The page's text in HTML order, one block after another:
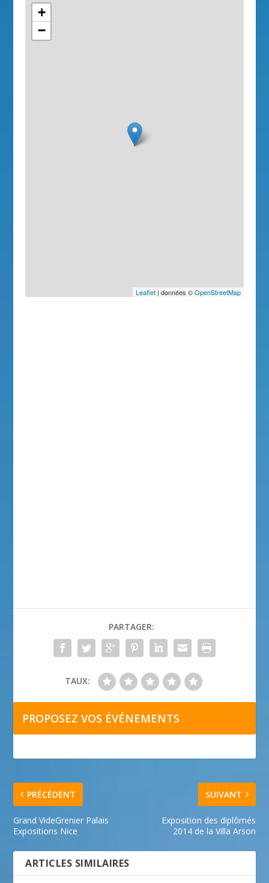
+
−
Leaflet| données ©OpenStreetMap
PARTAGER:
TAUX:
PROPOSEZ VOS ÉVÉNEMENTS
PRÉCÉDENT
Grand VideGrenier Palais
Expositions Nice
SUIVANT
Exposition des diplômés
2014 de la Villa Arson
ARTICLES SIMILAIRES